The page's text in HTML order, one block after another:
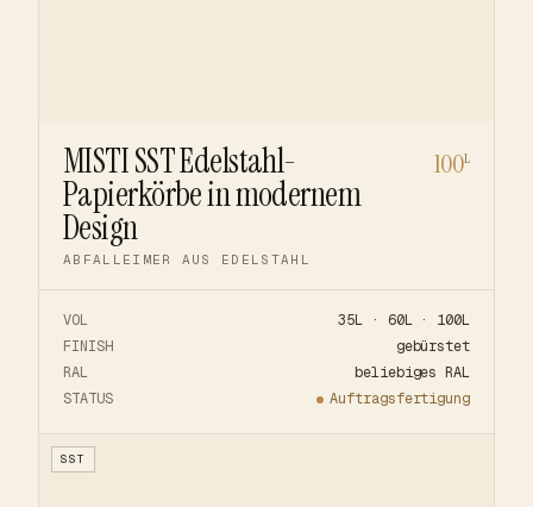
MISTI SST Edelstahl-
Papierkörbe in modernem
Design
ABFALLEIMER AUS EDELSTAHL
100L
VOL
35L · 60L · 100L
FINISH
gebürstet
RAL
beliebiges RAL
STATUS
Auftragsfertigung
SST